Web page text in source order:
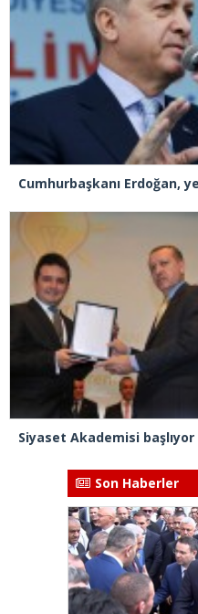
Siyaset Akademisi başlıyor
Son Haberler